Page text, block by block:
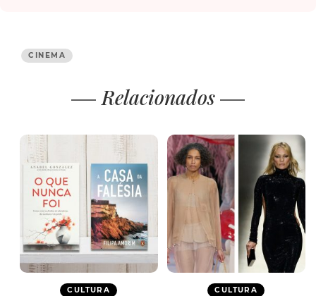
CINEMA
Relacionados
CULTURA CULTURA